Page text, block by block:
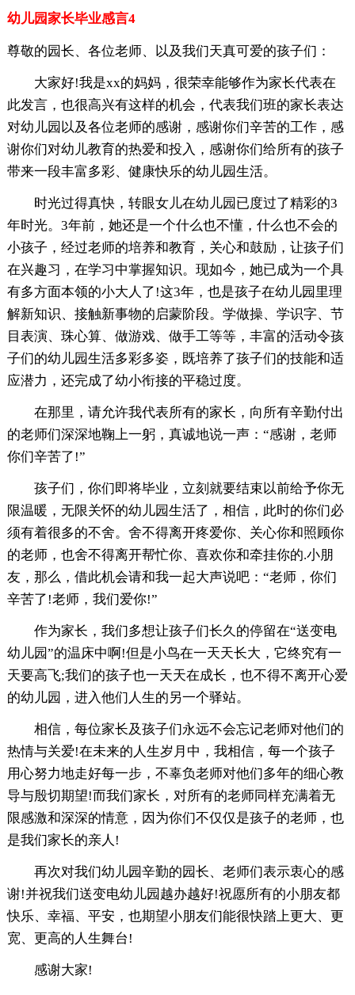
幼儿园家长毕业感言4
尊敬的园长、各位老师、以及我们天真可爱的孩子们：
大家好!我是xx的妈妈，很荣幸能够作为家长代表在
此发言，也很高兴有这样的机会，代表我们班的家长表达
对幼儿园以及各位老师的感谢，感谢你们辛苦的工作，感
谢你们对幼儿教育的热爱和投入，感谢你们给所有的孩子
带来一段丰富多彩、健康快乐的幼儿园生活。
时光过得真快，转眼女儿在幼儿园已度过了精彩的3
年时光。3年前，她还是一个什么也不懂，什么也不会的
小孩子，经过老师的培养和教育，关心和鼓励，让孩子们
在兴趣习，在学习中掌握知识。现如今，她已成为一个具
有多方面本领的小大人了!这3年，也是孩子在幼儿园里理
解新知识、接触新事物的启蒙阶段。学做操、学识字、节
目表演、珠心算、做游戏、做手工等等，丰富的活动令孩
子们的幼儿园生活多彩多姿，既培养了孩子们的技能和适
应潜力，还完成了幼小衔接的平稳过度。
在那里，请允许我代表所有的家长，向所有辛勤付出
的老师们深深地鞠上一躬，真诚地说一声：“感谢，老师
你们辛苦了!”
孩子们，你们即将毕业，立刻就要结束以前给予你无
限温暖，无限关怀的幼儿园生活了，相信，此时的你们必
须有着很多的不舍。舍不得离开疼爱你、关心你和照顾你
的老师，也舍不得离开帮忙你、喜欢你和牵挂你的.小朋
友，那么，借此机会请和我一起大声说吧：“老师，你们
辛苦了!老师，我们爱你!”
作为家长，我们多想让孩子们长久的停留在“送变电
幼儿园”的温床中啊!但是小鸟在一天天长大，它终究有一
天要高飞;我们的孩子也一天天在成长，也不得不离开心爱
的幼儿园，进入他们人生的另一个驿站。
相信，每位家长及孩子们永远不会忘记老师对他们的
热情与关爱!在未来的人生岁月中，我相信，每一个孩子
用心努力地走好每一步，不辜负老师对他们多年的细心教
导与殷切期望!而我们家长，对所有的老师同样充满着无
限感激和深深的情意，因为你们不仅仅是孩子的老师，也
是我们家长的亲人!
再次对我们幼儿园辛勤的园长、老师们表示衷心的感
谢!并祝我们送变电幼儿园越办越好!祝愿所有的小朋友都
快乐、幸福、平安，也期望小朋友们能很快踏上更大、更
宽、更高的人生舞台!
感谢大家!